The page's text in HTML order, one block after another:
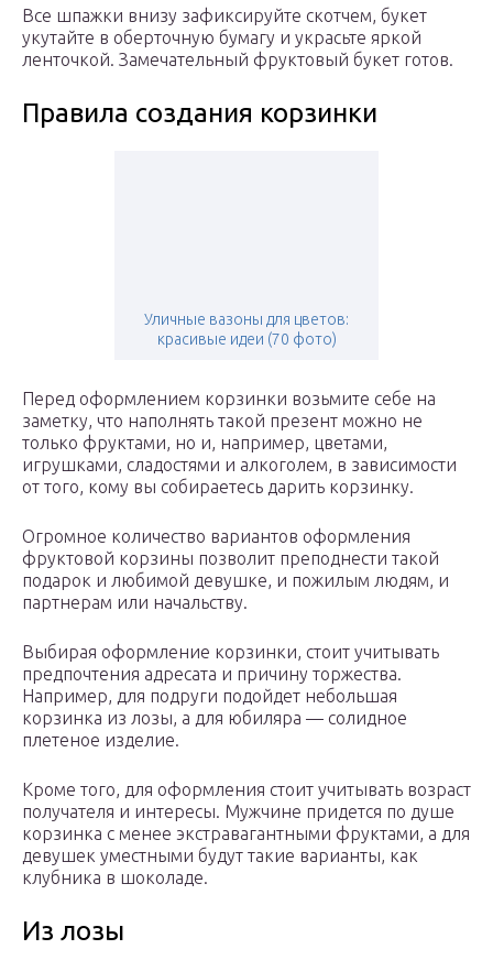
Все шпажки внизу зафиксируйте скотчем, букет
укутайте в оберточную бумагу и украсьте яркой
ленточкой. Замечательный фруктовый букет готов.
Правила создания корзинки
Уличные вазоны для цветов:
красивые идеи (70 фото)
Перед оформлением корзинки возьмите себе на
заметку, что наполнять такой презент можно не
только фруктами, но и, например, цветами,
игрушками, сладостями и алкоголем, в зависимости
от того, кому вы собираетесь дарить корзинку.
Огромное количество вариантов оформления
фруктовой корзины позволит преподнести такой
подарок и любимой девушке, и пожилым людям, и
партнерам или начальству.
Выбирая оформление корзинки, стоит учитывать
предпочтения адресата и причину торжества.
Например, для подруги подойдет небольшая
корзинка из лозы, а для юбиляра — солидное
плетеное изделие.
Кроме того, для оформления стоит учитывать возраст
получателя и интересы. Мужчине придется по душе
корзинка с менее экстравагантными фруктами, а для
девушек уместными будут такие варианты, как
клубника в шоколаде.
Из лозы